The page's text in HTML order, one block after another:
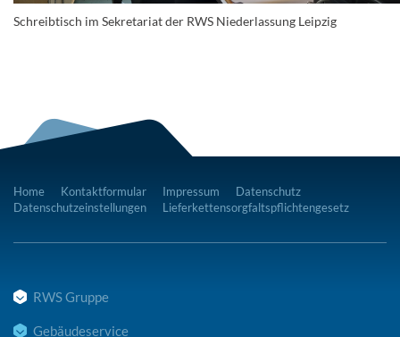
Schreibtisch im Sekretariat der RWS Niederlassung Leipzig
Home Kontaktformular Impressum
Datenschutz
Datenschutzeinstellungen
Lieferkettensorgfaltspflichtengesetz
RWS Gruppe
Gebäudeservice